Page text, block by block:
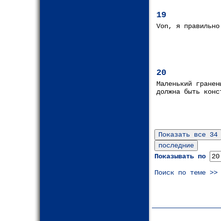
19
Von, я
20
Маленький
должна быть
Показывать по
Поиск по теме >>